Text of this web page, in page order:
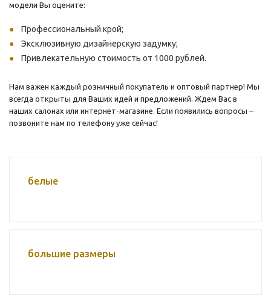
модели Вы оцените:
Профессиональный крой;
Эксклюзивную дизайнерскую задумку;
Привлекательную стоимость от 1000 рублей.
Нам важен каждый розничный покупатель и оптовый партнер! Мы
всегда открыты для Ваших идей и предложений. Ждем Вас в
наших салонах или интернет-магазине. Если появились вопросы –
позвоните нам по телефону уже сейчас!
белые
большие размеры